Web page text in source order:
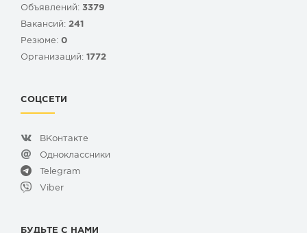
Объявлений: 3379
Вакансий: 241
Резюме: 0
Организаций: 1772
СОЦСЕТИ
ВКонтакте
Одноклассники
Telegram
Viber
БУДЬТЕ С НАМИ